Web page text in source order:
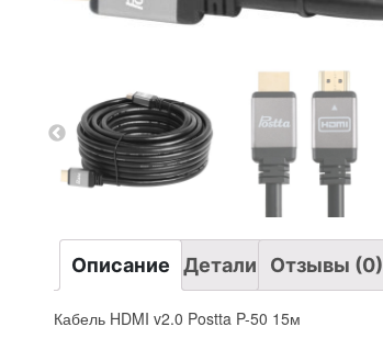
Описание Детали Отзывы (0)
Кабель HDMI v2.0 Postta P-50 15м